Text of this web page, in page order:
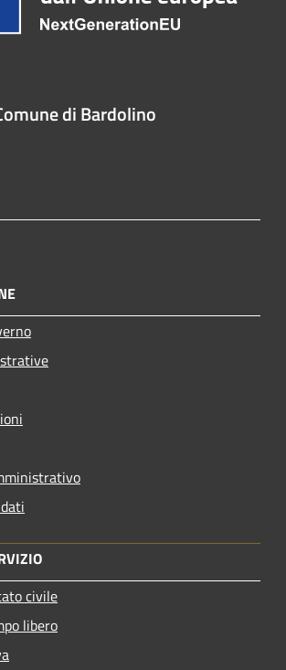
di Bardolino
civile
libero